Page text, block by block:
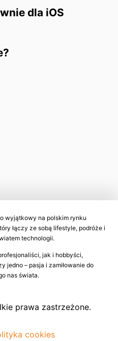
dla iOS
wyjątkowy na polskim rynku
łączy ze sobą lifestyle, podróże i
technologii.
jak i hobbyści,
jedno – pasja i zamiłowanie do
nas świata.
prawa zastrzeżone.
cookies